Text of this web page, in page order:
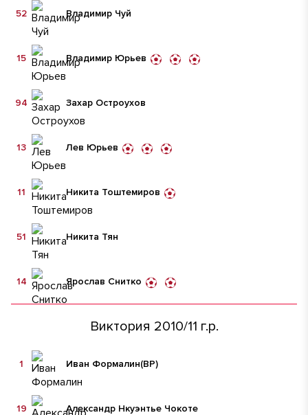
Владимир Чуй
52
Владимир Юрьев
15
Захар Остроухов
94
Лев Юрьев
13
Никита Тоштемиров
11
Никита Тян
51
Ярослав Снитко
14
Виктория 2010/11 г.р.
Иван Формалин(ВР)
1
Александр Нкуэнтье Чокоте
19